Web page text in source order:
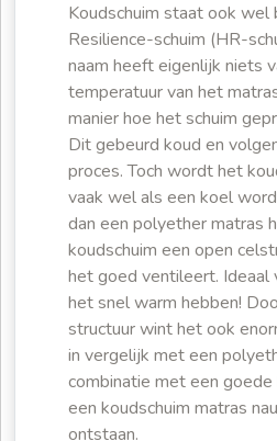
Koudschuim staat ook wel
Resilience-schuim (HR-
naam heeft eigenlijk niets
temperatuur van het
manier hoe het schuim
Dit gebeurd koud en
proces. Toch wordt het
vaak wel als een koel
dan een polyether matras
koudschuim een open
het goed ventileert. Ideaal
het snel warm hebben!
structuur wint het ook
in vergelijk met een
combinatie met een goede
een koudschuim matras
ontstaan.